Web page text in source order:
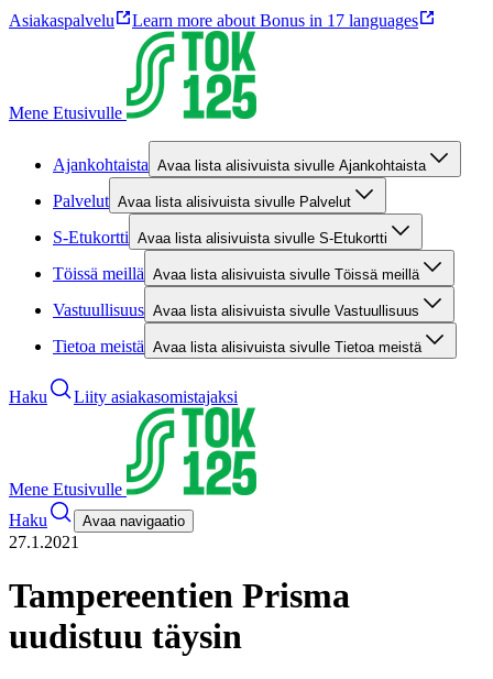
Asiakaspalvelu Learn more about Bonus in 17 languages
Mene Etusivulle
Ajankohtaista Avaa lista alisivuista sivulle Ajankohtaista
Palvelut Avaa lista alisivuista sivulle Palvelut
S-Etukortti Avaa lista alisivuista sivulle S-Etukortti
Töissä meillä Avaa lista alisivuista sivulle Töissä meillä
Vastuullisuus Avaa lista alisivuista sivulle Vastuullisuus
Tietoa meistä Avaa lista alisivuista sivulle Tietoa meistä
Haku Liity asiakasomistajaksi
Mene Etusivulle
Haku
Avaa navigaatio
27.1.2021
Tampereentien Prisma
uudistuu täysin